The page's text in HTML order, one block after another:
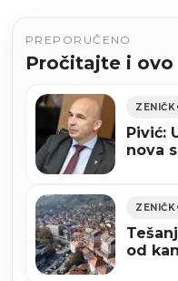
PREPORUČENO
Pročitajte i ovo
Pivić:
nova
od